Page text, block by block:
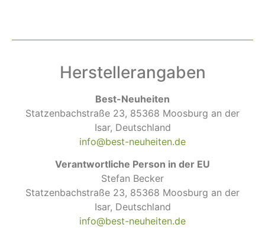
Herstellerangaben
Best-Neuheiten
Statzenbachstraße 23, 85368 Moosburg an der
Isar, Deutschland
info@best-neuheiten.de
Verantwortliche Person in der EU
Stefan Becker
Statzenbachstraße 23, 85368 Moosburg an der
Isar, Deutschland
info@best-neuheiten.de